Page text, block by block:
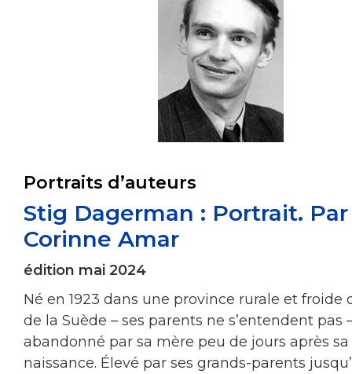
Portraits d’auteurs
Stig Dagerman : Portrait. Par
Corinne Amar
édition mai 2024
Né en 1923 dans une province rurale et froide
de la Suède – ses parents ne s’entendent pas
abandonné par sa mère peu de jours après sa
naissance. Élevé par ses grands-parents